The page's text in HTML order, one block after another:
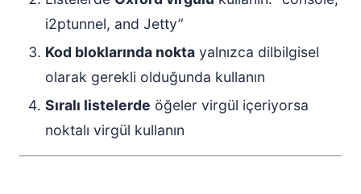
i2ptunnel, and Jetty”
Kod bloklarında nokta yalnızca dilbilgisel
olarak gerekli olduğunda kullanın
Sıralı listelerde öğeler virgül içeriyorsa
noktalı virgül kullanın